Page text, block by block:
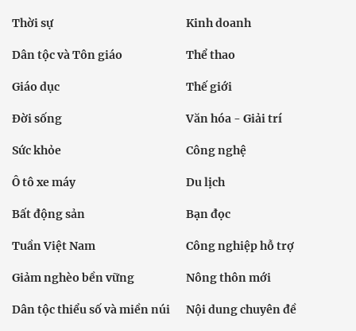
Thời sự Kinh doanh
Dân tộc và Tôn giáo Thể thao
Giáo dục Thế giới
Đời sống Văn hóa - Giải trí
Sức khỏe Công nghệ
Ô tô xe máy Du lịch
Bất động sản Bạn đọc
Tuần Việt Nam Công nghiệp hỗ trợ
Giảm nghèo bền vững Nông thôn mới
Dân tộc thiểu số và miền núi Nội dung chuyên đề